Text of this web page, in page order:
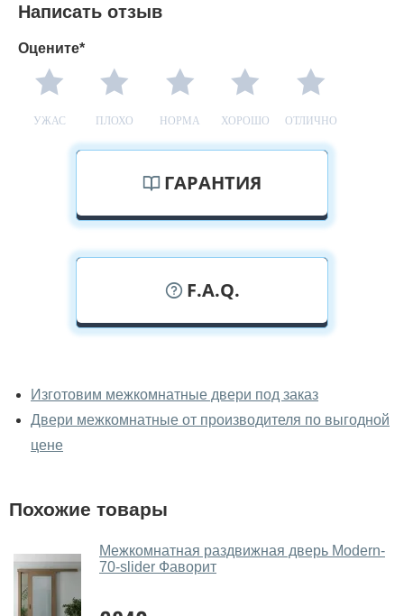
Написать отзыв
Оцените*
УЖАС ПЛОХО НОРМА ХОРОШО ОТЛИЧНО
ГАРАНТИЯ
F.A.Q.
межкомнатные двери фаворит
вживую?
Да, можно посмотреть межкомнатные двери фаворит
дверей.
межкомнатные двери фаворит?
Изготовим межкомнатные двери под заказ
Двери межкомнатные от производителя по выгодной
цене
Похожие товары
Межкомнатная раздвижная дверь Modern-
70-slider Фаворит